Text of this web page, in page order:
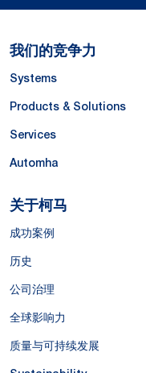
我们的竞争力
Systems
Products & Solutions
Services
Automha
关于柯马
成功案例
历史
公司治理
全球影响力
质量与可持续发展